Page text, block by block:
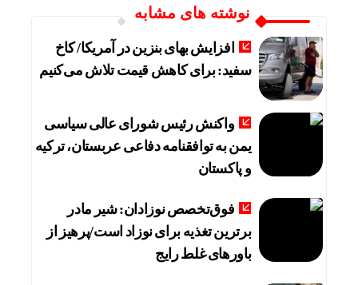
نوشته های مشابه
افزایش بهای بنزین در آمریکا/ کاخ
سفید: برای کاهش قیمت تلاش می‌کنیم
واکنش رئیس شورای عالی سیاسی
یمن به توافقنامه دفاعی عربستان، ترکیه
و پاکستان
فوق‌تخصص نوزادان: شیر مادر
برترین تغذیه برای نوزاد است/پرهیز از
باورهای غلط رایج